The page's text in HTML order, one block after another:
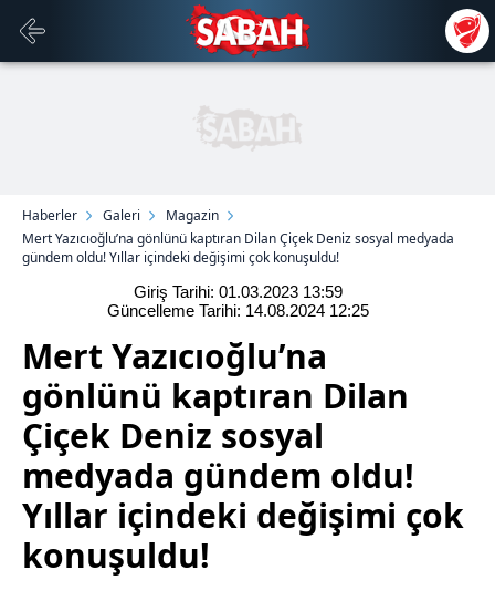
Haberler Galeri
Magazin
Mert Yazıcıoğlu’na gönlünü kaptıran Dilan Çiçek Deniz sosyal medyada
gündem oldu! Yıllar içindeki değişimi çok konuşuldu!
Giriş Tarihi: 01.03.2023 13:59
Güncelleme Tarihi: 14.08.2024 12:25
Mert Yazıcıoğlu’na
gönlünü kaptıran Dilan
Çiçek Deniz sosyal
medyada gündem oldu!
Yıllar içindeki değişimi çok
konuşuldu!